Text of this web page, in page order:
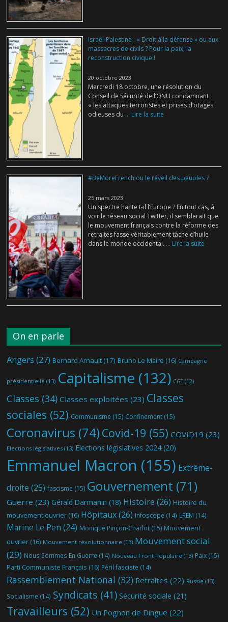
Israël-Palestine : « Droit à la défense » ou aux
massacres de civils ? Pour la paix, la
reconstruction civique !
20 octobre 2023
Mercredi 18 octobre, une résolution du
Conseil de Sécurité de l’ONU condamnant
« les attaques terroristes et prises d’otages
odieuses du ... Lire la suite
#BeMoreFrench ou le réveil des peuples ?
25 mars 2023
Un spectre hante t-il l’Europe ? En tout cas, à
voir le réseau social Twitter, il semblerait que
le mouvement français contre la réforme des
retraites fasse véritablement tâche d’huile
dans le monde occidental. ... Lire la suite
On en parle
Angers (27) Bernard Arnault (17) Bruno Le Maire (16) Campagne
présidentielle (13) Capitalisme (132) CGT(12)
Classes (34) Classes exploitées (23) Classes
sociales (52) Communisme (15) Confinement (15)
Coronavirus (74) Covid-19 (55) COVID19 (23)
Elections législatives (13) Elections législatives 2024(20)
Emmanuel Macron (155) Extrême-
droite (25) fascisme (15) Gouvernement (71)
Guerre (23) Gérald Darmanin (18) Histoire (26) Histoire du
mouvement ouvrier (16) Hôpitaux(26) Infoscope (14) LREM (14)
Marine Le Pen (24) Monique Pinçon-Charlot (15) Mouvement
ouvrier (16) Mouvement révolutionnaire (13) Mouvement social
(29) Nous Sommes En Guerre (14) Nouveau Front Populaire (13) Paix (15)
Parti Communiste Français (16) Péril fasciste (14)
Rassemblement National (32) Retraites (22) Russie (13)
Socialisme (14) Syndicats (41) Sécurité sociale (21)
Travailleurs (52) Un Pognon de Dingue (22)